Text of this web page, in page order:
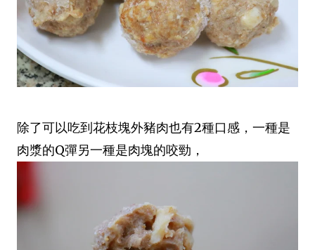
除了可以吃到花枝塊外豬肉也有2種口感，一種是
肉漿的Q彈另一種是肉塊的咬勁，